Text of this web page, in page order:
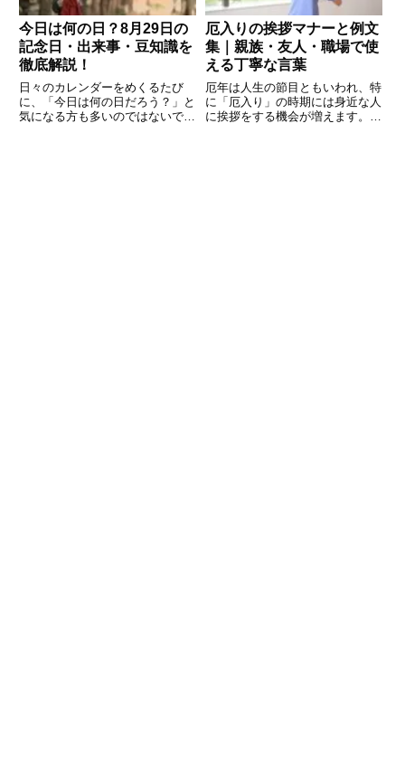
今日は何の日？8月29日の
記念日・出来事・豆知識を
徹底解説！
日々のカレンダーをめくるたび
に、「今日は何の日だろう？」と
気になる方も多いのではないでし
厄入りの挨拶マナーと例文
集｜親族・友人・職場で使
える丁寧な言葉
厄年は人生の節目ともいわれ、特
に「厄入り」の時期には身近な人
に挨拶をする機会が増えます。地